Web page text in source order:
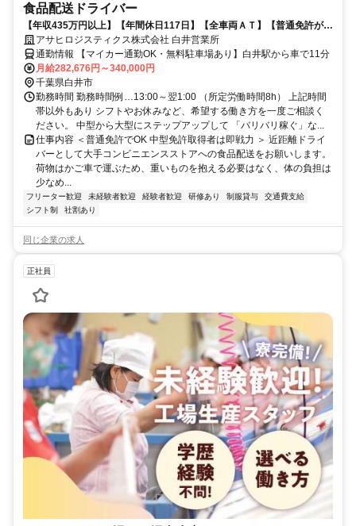
食品配送ドライバー
【年収435万円以上】【年間休日117日】【全車両ＡＴ】【普通免許があ
ればOK】など多くの人が働きやすい環境を整えています
アサヒロジスティクス株式会社 白井営業所
通勤情報 【マイカー通勤OK・無料駐車場あり】白井駅から車で11分
月給282,676円～340,000円
千葉県白井市
勤務時間 勤務時間例…13:00～翌1:00 （所定労働時間8h） 上記時間
帯以外もあり シフトやお休みなど、希望する働き方を一度ご相談く
ださい。 中型から大型にステップアップして 「バリバリ稼ぐ」な...
仕事内容 ＜普通免許でOK 中型免許取得者は即戦力 ＞ 近距離ドライ
バーとして大手コンビニエンスストアへの食品配送をお願いします。
荷物はかご車で運ぶため、重いものを抱える必要はなく、体の負担は
少なめ...
フリーター歓迎 未経験者歓迎 経験者歓迎 研修あり 制服貸与
交通費支給
シフト制
社割あり
同じ企業の求人
正社員